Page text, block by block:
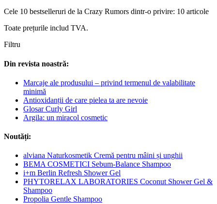
Cele 10 bestselleruri de la Crazy Rumors dintr-o privire: 10 articole
Toate prețurile includ TVA.
Filtru
Din revista noastră:
Marcaje ale produsului – privind termenul de valabilitate
minimă
Antioxidanții de care pielea ta are nevoie
Glosar Curly Girl
Argila: un miracol cosmetic
Noutăți:
alviana Naturkosmetik Cremă pentru mâini și unghii
BEMA COSMETICI Sebum-Balance Shampoo
i+m Berlin Refresh Shower Gel
PHYTORELAX LABORATORIES Coconut Shower Gel &
Shampoo
Propolia Gentle Shampoo